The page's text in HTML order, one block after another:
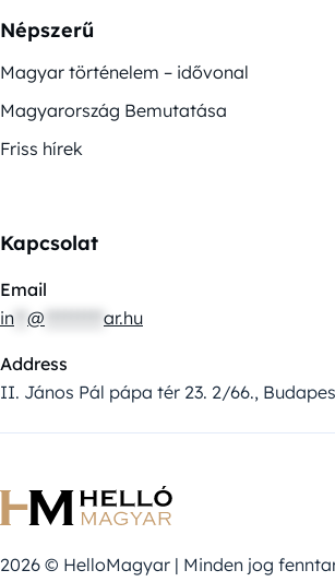
Népszerű
Magyar történelem – idővonal
Magyarország Bemutatása
Friss hírek
Kapcsolat
Email
in @ ar.hu
Address
II. János Pál pápa tér 23. 2/66.,
2026 © HelloMagyar | Minden jog